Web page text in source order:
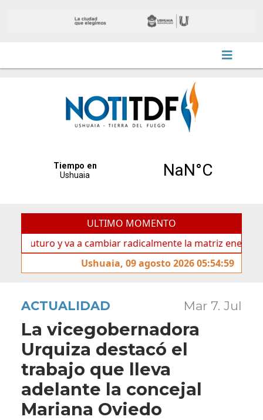
ULTIMO MOMENTO
y va a cambiar radicalmente la matriz energética de
Ushuaia, 09 agosto 2026 05:54:59
ACTUALIDAD Mar 7. Jul
La vicegobernadora
Urquiza destacó el
trabajo que lleva
adelante la concejal
Mariana Oviedo